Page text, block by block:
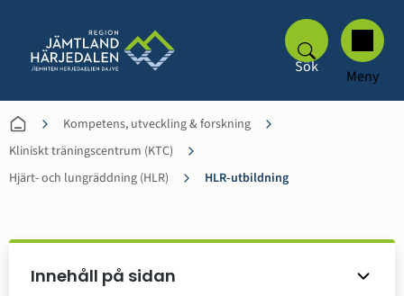
Sök Meny
Kompetens, utveckling & forskning
Kliniskt träningscentrum (KTC)
Hjärt- och lungräddning (HLR)
HLR-utbildning
Innehåll på sidan